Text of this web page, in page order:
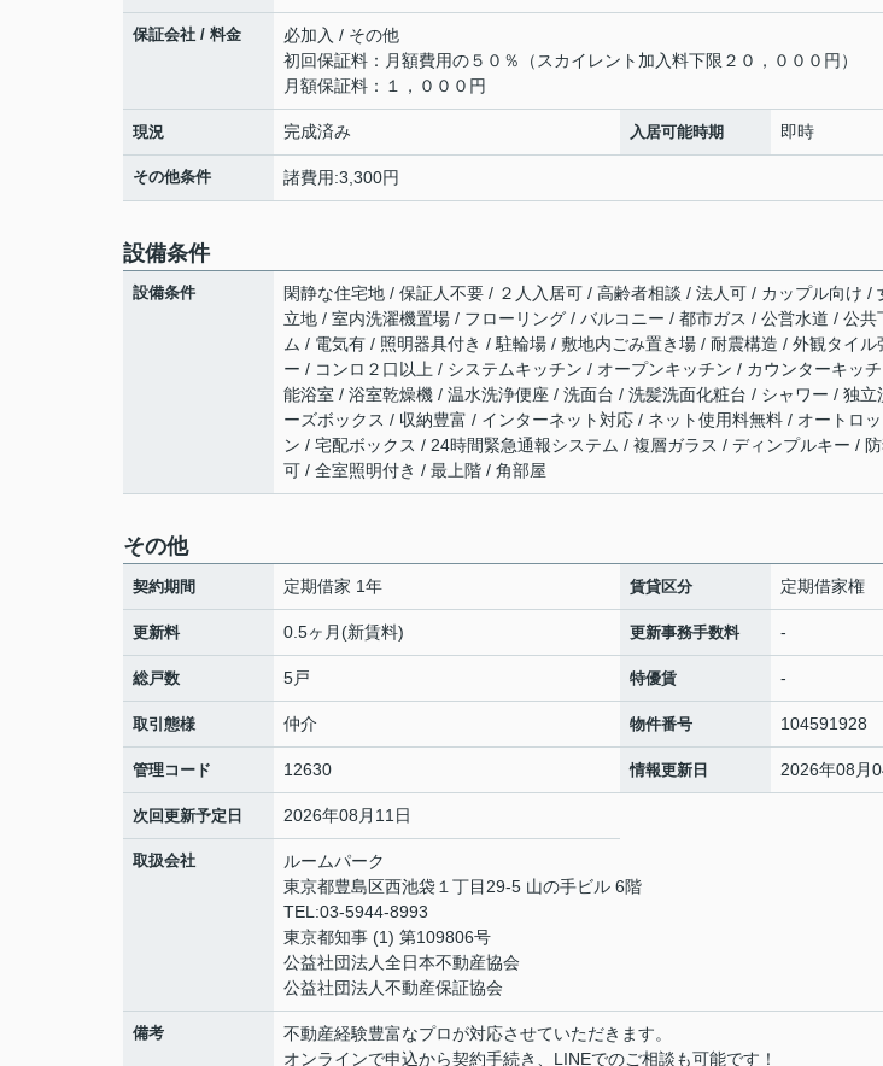
保証会社 / 料金
必加入 / その他
初回保証料：月額費用の５０％（スカイレント加入料下限２０，０００円）
月額保証料：１，０００円
現況 完成済み 入居可能時期 即時
その他条件 諸費用:3,300円
設備条件
設備条件
閑静な住宅地 / 保証人不要 / ２人入居可 / 高齢者相談 / 法人可 / カップル向け /
立地 / 室内洗濯機置場 / フローリング / バルコニー / 都市ガス / 公営水道 / 公
ム / 電気有 / 照明器具付き / 駐輪場 / 敷地内ごみ置き場 / 耐震構造 / 外観タイ
ー / コンロ２口以上 / システムキッチン / オープンキッチン / カウンターキッ
能浴室 / 浴室乾燥機 / 温水洗浄便座 / 洗面台 / 洗髪洗面化粧台 / シャワー / 独立
ーズボックス / 収納豊富 / インターネット対応 / ネット使用料無料 / オートロ
ン / 宅配ボックス / 24時間緊急通報システム / 複層ガラス / ディンプルキー /
可 / 全室照明付き / 最上階 / 角部屋
その他
契約期間 定期借家 1年 賃貸区分 定期借家権
更新料 0.5ヶ月(新賃料) 更新事務手数料 -
総戸数 5戸 特優賃 -
取引態様 仲介 物件番号 104591928
管理コード 12630 情報更新日 2026年08月
次回更新予定日 2026年08月11日
取扱会社
ルームパーク
東京都豊島区西池袋１丁目29-5 山の手ビル 6階
TEL:03-5944-8993
東京都知事 (1) 第109806号
公益社団法人全日本不動産協会
公益社団法人不動産保証協会
備考
不動産経験豊富なプロが対応させていただきます。
オンラインで申込から契約手続き、LINEでのご相談も可能です！